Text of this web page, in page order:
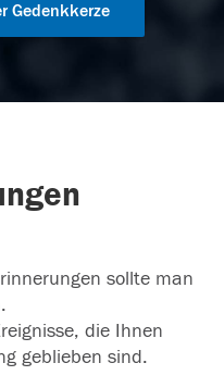
Gedenkkerze
sollte man
die Ihnen
geblieben sind.